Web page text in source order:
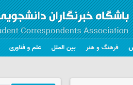
فرهنگ و هنر بین الملل علم و فناوری